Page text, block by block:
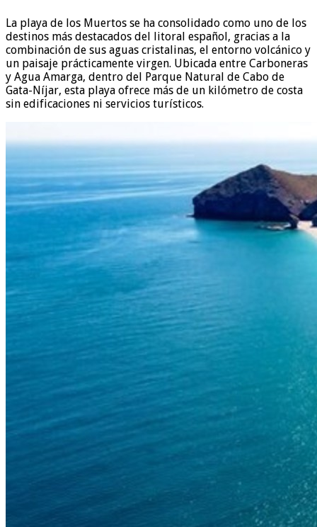
La playa de los Muertos se ha consolidado como uno de los
destinos más destacados del litoral español, gracias a la
combinación de sus aguas cristalinas, el entorno volcánico y
un paisaje prácticamente virgen. Ubicada entre Carboneras
y Agua Amarga, dentro del Parque Natural de Cabo de
Gata-Níjar, esta playa ofrece más de un kilómetro de costa
sin edificaciones ni servicios turísticos.